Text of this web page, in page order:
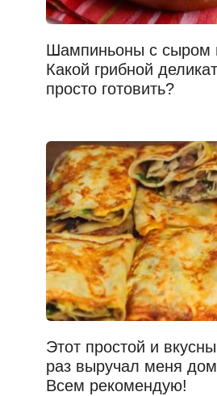
Шампиньоны с сыром
Какой грибной
просто готовить?
Этот простой и
раз выручал меня
Всем рекомендую!